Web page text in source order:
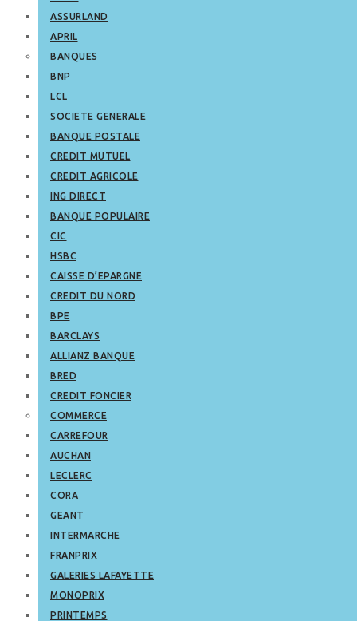
ASSURLAND
APRIL
BANQUES
BNP
LCL
SOCIETE GENERALE
BANQUE POSTALE
CREDIT MUTUEL
CREDIT AGRICOLE
ING DIRECT
BANQUE POPULAIRE
CIC
HSBC
CAISSE D’EPARGNE
CREDIT DU NORD
BPE
BARCLAYS
ALLIANZ BANQUE
BRED
CREDIT FONCIER
COMMERCE
CARREFOUR
AUCHAN
LECLERC
CORA
GEANT
INTERMARCHE
FRANPRIX
GALERIES LAFAYETTE
MONOPRIX
PRINTEMPS